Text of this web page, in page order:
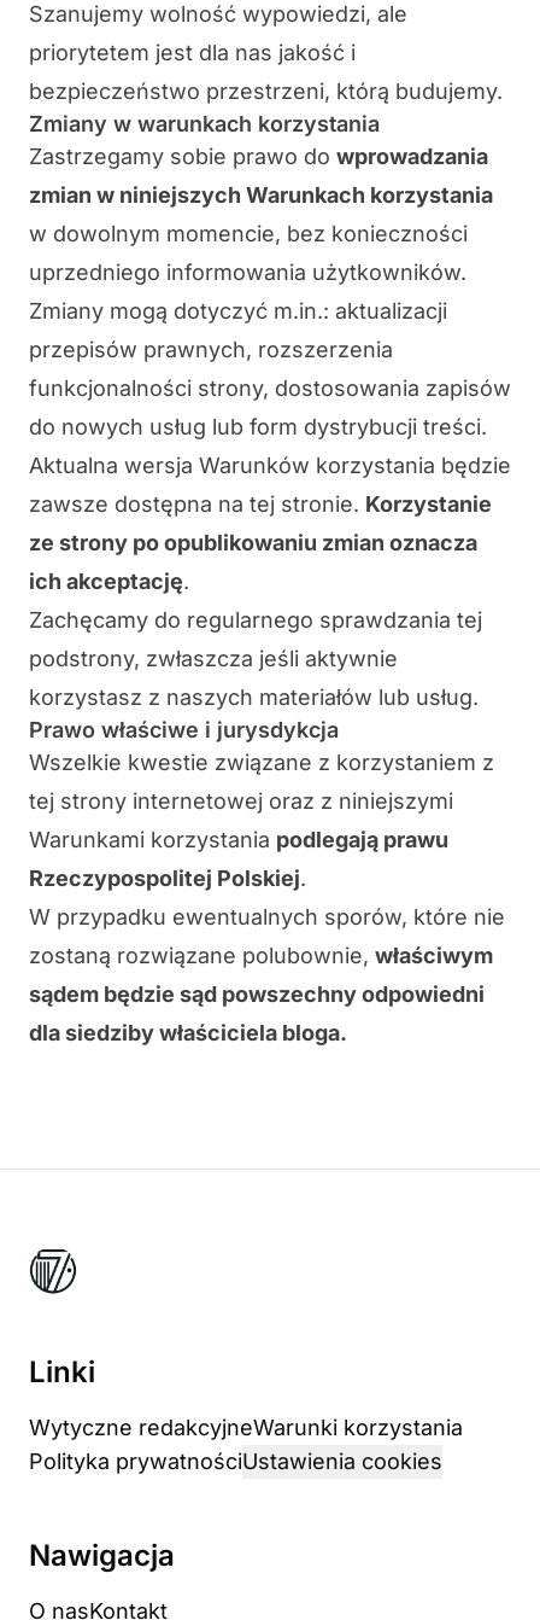
Szanujemy wolność wypowiedzi, ale
priorytetem jest dla nas jakość i
bezpieczeństwo przestrzeni, którą budujemy.
Zmiany w warunkach korzystania
Zastrzegamy sobie prawo do wprowadzania
zmian w niniejszych Warunkach korzystania
w dowolnym momencie, bez konieczności
uprzedniego informowania użytkowników.
Zmiany mogą dotyczyć m.in.: aktualizacji
przepisów prawnych, rozszerzenia
funkcjonalności strony, dostosowania zapisów
do nowych usług lub form dystrybucji treści.
Aktualna wersja Warunków korzystania będzie
zawsze dostępna na tej stronie. Korzystanie
ze strony po opublikowaniu zmian oznacza
ich akceptację.
Zachęcamy do regularnego sprawdzania tej
podstrony, zwłaszcza jeśli aktywnie
korzystasz z naszych materiałów lub usług.
Prawo właściwe i jurysdykcja
Wszelkie kwestie związane z korzystaniem z
tej strony internetowej oraz z niniejszymi
Warunkami korzystania podlegają prawu
Rzeczypospolitej Polskiej.
W przypadku ewentualnych sporów, które nie
zostaną rozwiązane polubownie, właściwym
sądem będzie sąd powszechny odpowiedni
dla siedziby właściciela bloga.
Linki
Wytyczne redakcyjneWarunki korzystania
Polityka prywatnościUstawienia cookies
Nawigacja
O nasKontakt